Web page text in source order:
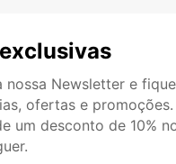
nossa Newsletter e
ofertas e promoções.
um desconto de 10%